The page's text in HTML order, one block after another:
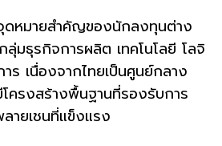
ดหมายสำคัญของนักลงทุนต่าง
มธุรกิจการผลิต เทคโนโลยี โลจิ
ร เนื่องจากไทยเป็นศูนย์กลาง
โครงสร้างพื้นฐานที่รองรับการ
ายเชนที่แข็งแรง